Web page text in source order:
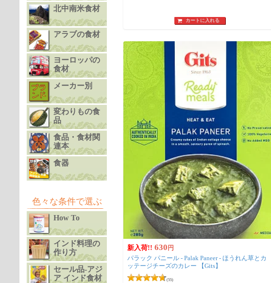
北中南米食材
アラブの食材
ヨーロッパの
食材
メーカー別
変わりもの食
品
食品・食材関
連本
食器
色々な条件で選ぶ
How To
インド料理の
作り方
セール品-アジ
ア インド食材
カートに入れる
新入荷!! 630 円
パラック パニール - Palak Paneer - ほうれん草とカ
ッテージチーズのカレー 【Gits】
(55)